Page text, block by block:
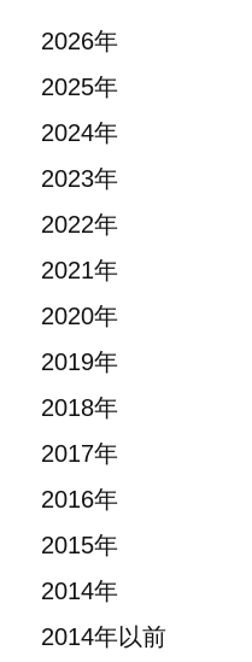
2026年
2025年
2024年
2023年
2022年
2021年
2020年
2019年
2018年
2017年
2016年
2015年
2014年
2014年以前